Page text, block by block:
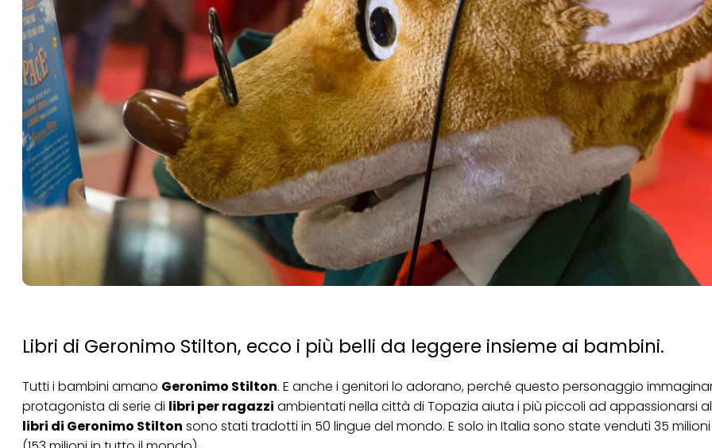
Libri di Geronimo Stilton, ecco i più belli da leggere insieme ai bambini.
Tutti i bambini amano Geronimo Stilton. E anche i genitori lo adorano, perché questo personaggio
protagonista di serie di libri per ragazzi ambientati nella città di Topazia aiuta i più piccoli ad appassionarsi
libri di Geronimo Stilton sono stati tradotti in 50 lingue del mondo. E solo in Italia sono state venduti 35